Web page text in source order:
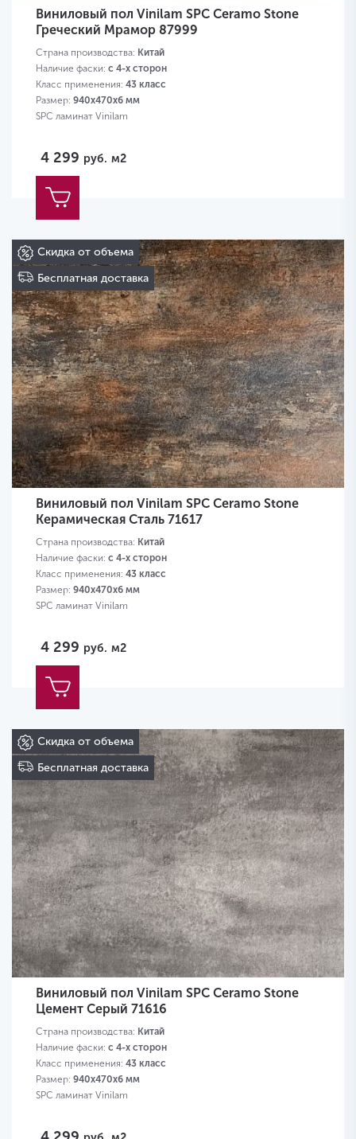
Виниловый пол Vinilam SPC Ceramo Stone
Греческий Мрамор 87999
Страна производства: Китай
Наличие фаски: с 4-х сторон
Класс применения: 43 класс
Размер: 940х470х6 мм
SPC ламинат Vinilam
4 299 руб. м2
Скидка от объема
Бесплатная доставка
Виниловый пол Vinilam SPC Ceramo Stone
Керамическая Сталь 71617
Страна производства: Китай
Наличие фаски: с 4-х сторон
Класс применения: 43 класс
Размер: 940х470х6 мм
SPC ламинат Vinilam
4 299 руб. м2
Скидка от объема
Бесплатная доставка
Виниловый пол Vinilam SPC Ceramo Stone
Цемент Серый 71616
Страна производства: Китай
Наличие фаски: с 4-х сторон
Класс применения: 43 класс
Размер: 940х470х6 мм
SPC ламинат Vinilam